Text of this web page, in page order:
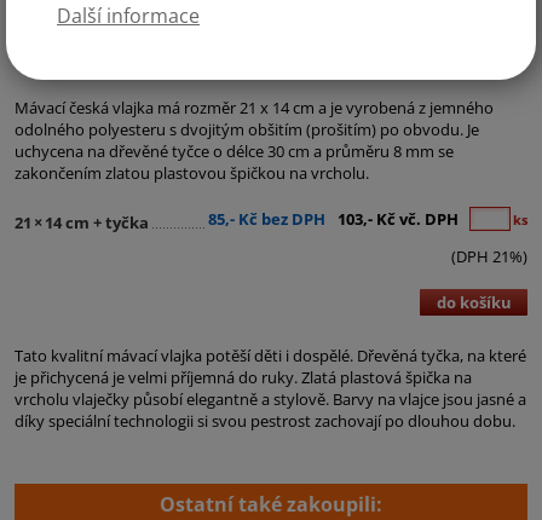
Další informace
Kategorie:Česká vlajka - Vlajka ČR
Mávací česká vlajka má rozměr 21 x 14 cm a je vyrobená z jemného
odolného polyesteru s dvojitým obšitím (prošitím) po obvodu. Je
uchycena na dřevěné tyčce o délce 30 cm a průměru 8 mm se
zakončením zlatou plastovou špičkou na vrcholu.
21 × 14 cm + tyčka 85,- Kč bez DPH 103,- Kč vč. DPH ks
(DPH 21%)
do košíku
Tato kvalitní mávací vlajka potěší děti i dospělé. Dřevěná tyčka, na které
je přichycená je velmi příjemná do ruky. Zlatá plastová špička na
vrcholu vlaječky působí elegantně a stylově. Barvy na vlajce jsou jasné a
díky speciální technologii si svou pestrost zachovají po dlouhou dobu.
Ostatní také zakoupili: